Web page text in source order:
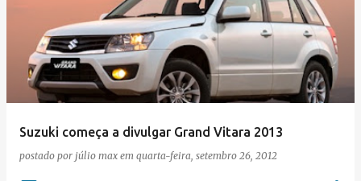
Suzuki começa a divulgar Grand Vitara 2013
postado por júlio max em quarta-feira, setembro 26, 2012